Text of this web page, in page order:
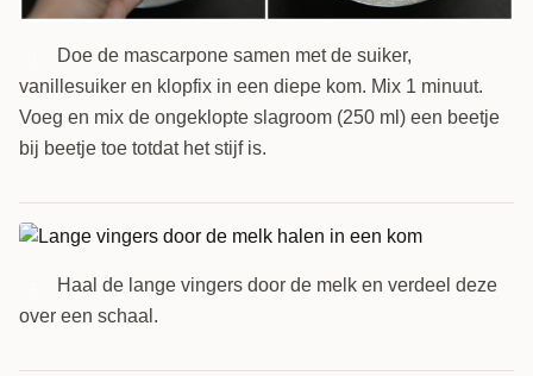
Doe de mascarpone samen met de suiker,
vanillesuiker en klopfix in een diepe kom. Mix 1 minuut.
Voeg en mix de ongeklopte slagroom (250 ml) een beetje
bij beetje toe totdat het stijf is.
Haal de lange vingers door de melk en verdeel deze
over een schaal.